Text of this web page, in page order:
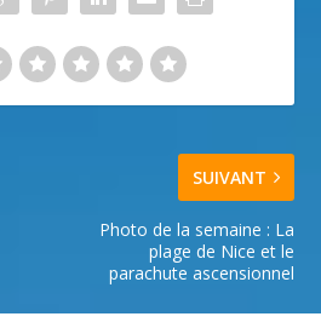
SUIVANT
Photo de la semaine : La
plage de Nice et le
parachute ascensionnel